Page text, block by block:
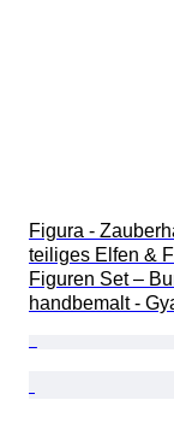
Figura -
teiliges Elfen &
Figuren Set –
handbemalt -